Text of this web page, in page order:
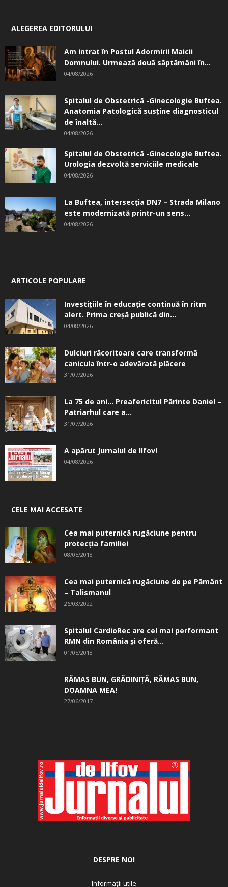
ALEGEREA EDITORULUI
Am intrat în Postul Adormirii Maicii
Domnului. Urmează două săptămâni în...
04/08/2026
Spitalul de Obstetrică -Ginecologie Buftea.
Anatomia Patologică susţine diagnosticul
de înaltă...
04/08/2026
Spitalul de Obstetrică -Ginecologie Buftea.
Urologia dezvoltă serviciile medicale
04/08/2026
La Buftea, intersecţia DN7 – Strada Milano
este modernizată printr-un sens...
04/08/2026
ARTICOLE POPULARE
Investițiile în educație continuă în ritm
alert. Prima creşă publică din...
04/08/2026
Dulciuri răcoritoare care transformă
canicula într-o adevărată plăcere
31/07/2026
La 75 de ani… Preafericitul Părinte Daniel –
Patriarhul care a...
31/07/2026
A apărut Jurnalul de Ilfov!
04/08/2026
CELE MAI ACCESATE
Cea mai puternică rugăciune pentru
protecția familiei
08/05/2018
Cea mai puternică rugăciune de pe Pământ
– Talismanul
26/03/2022
Spitalul CardioRec are cel mai performant
RMN din România și oferă...
01/05/2018
RĂMAS BUN, GRĂDINIŢĂ, ­RĂMAS BUN,
DOAMNA MEA!
27/06/2017
DESPRE NOI
Informații utile